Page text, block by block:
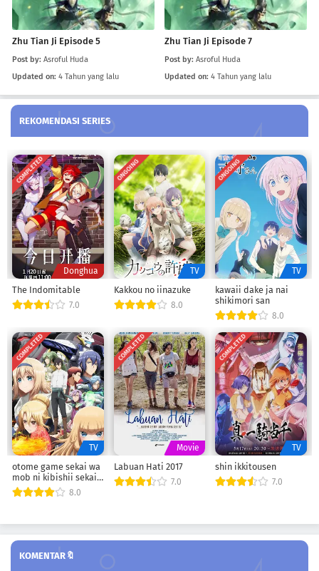
Eps 3-4 Tahun yang lalu
Zhu Tian Ji Episode 2
Eps 2 4 Tahun yang lalu
Zhu Tian Ji Episode 1
Eps 1-
Zhu Tian Ji Episode 5
Post by: Asroful Huda
Updated on: 4 Tahun yang lalu
Zhu Tian Ji Episode 7
Post by: Asroful Huda
Updated on: 4 Tahun yang lalu
REKOMENDASI SERIES
COMPLETED
Donghua
The Indomitable
7.0
ONGOING
TV
Kakkou no iinazuke
8.0
ONGOING
TV
kawaii dake ja nai
shikimori san
8.0
COMPLETED
TV
otome game sekai wa
mob ni kibishii sekai
desu
8.0
COMPLETED
Movie
Labuan Hati 2017
7.0
COMPLETED
TV
shin ikkitousen
7.0
KOMENTAR🔖